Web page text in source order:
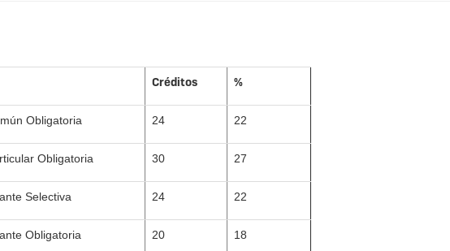
Créditos %
Obligatoria 24 22
Obligatoria 30 27
Selectiva 24 22
Obligatoria 20 18